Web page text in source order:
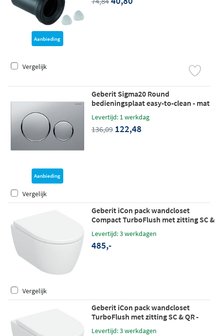
Aanbieding
Vergelijk
Aanbieding
Geberit Sigma20 Round
bedieningsplaat easy-to-clean - mat
Levertijd: 1 werkdag
136,09 122,48
Vergelijk
Geberit iCon pack wandcloset
Compact TurboFlush met zitting SC &
Levertijd: 3 werkdagen
485,-
Vergelijk
Geberit iCon pack wandcloset
TurboFlush met zitting SC & QR -
glans wit - Keratect
Levertijd: 3 werkdagen